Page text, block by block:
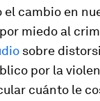
el cambio en
miedo al
sobre
por la
cuánto le